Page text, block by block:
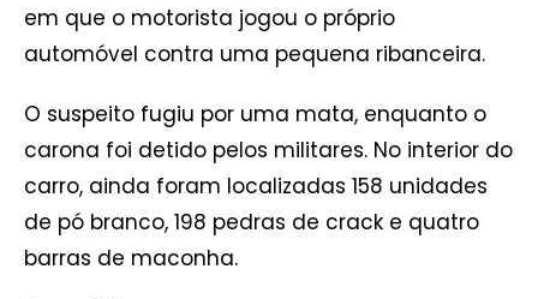
em que o motorista jogou o próprio
automóvel contra uma pequena ribanceira.
O suspeito fugiu por uma mata, enquanto o
carona foi detido pelos militares. No interior do
carro, ainda foram localizadas 158 unidades
de pó branco, 198 pedras de crack e quatro
barras de maconha.